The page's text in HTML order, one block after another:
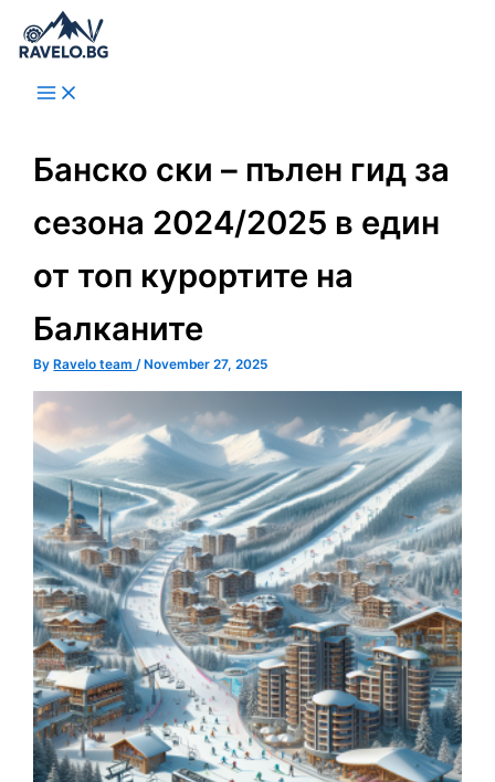
content
Банско ски – пълен гид за
сезона 2024/2025 в един
от топ курортите на
Балканите
ByRavelo team/November 27, 2025